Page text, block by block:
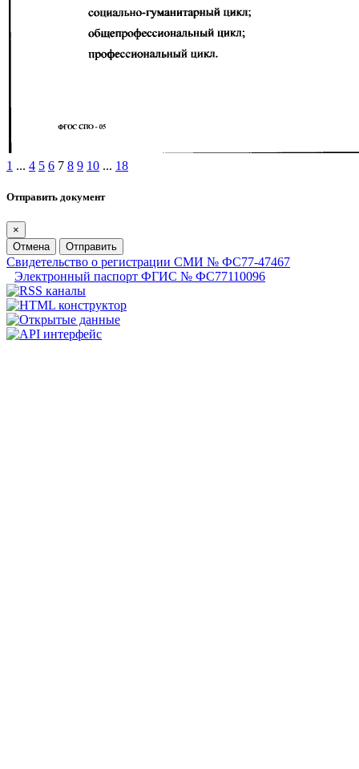
1 ... 4 5 6 7 8 9 10 ... 18
Отправить документ
×
Отмена
Отправить
Свидетельство о регистрации СМИ № ФС77-47467
Электронный паспорт ФГИС № ФС77110096